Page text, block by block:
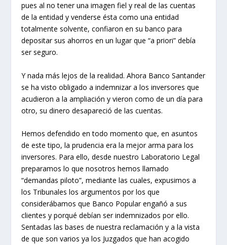
pues al no tener una imagen fiel y real de las cuentas
de la entidad y venderse ésta como una entidad
totalmente solvente, confiaron en su banco para
depositar sus ahorros en un lugar que “a priori” debía
ser seguro.
Y nada más lejos de la realidad. Ahora Banco Santander
se ha visto obligado a indemnizar a los inversores que
acudieron a la ampliación y vieron como de un día para
otro, su dinero desapareció de las cuentas.
Hemos defendido en todo momento que, en asuntos
de este tipo, la prudencia era la mejor arma para los
inversores. Para ello, desde nuestro Laboratorio Legal
preparamos lo que nosotros hemos llamado
“demandas piloto”, mediante las cuales, expusimos a
los Tribunales los argumentos por los que
considerábamos que Banco Popular engañó a sus
clientes y porqué debían ser indemnizados por ello.
Sentadas las bases de nuestra reclamación y a la vista
de que son varios ya los Juzgados que han acogido